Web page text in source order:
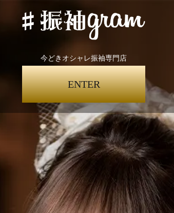
今どきオシャレ振袖専門店
ENTER